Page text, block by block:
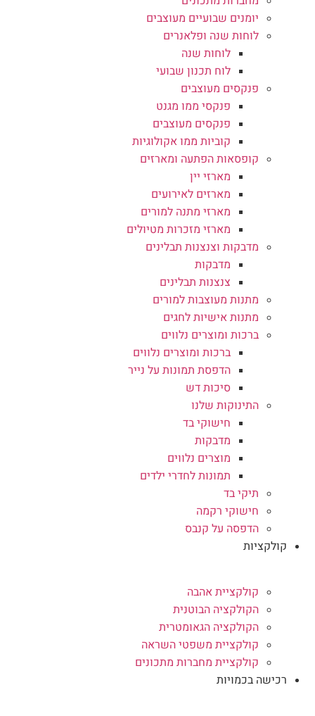
יומנים שבועיים מעוצבים
לוחות שנה ופלאנרים
לוחות שנה
לוח תכנון שבועי
פנקסים מעוצבים
פנקסי ממו מגנט
פנקסים מעוצבים
קוביות ממו אקולוגיות
קופסאות הפתעה ומארזים
מארזי יין
מארזים לאירועים
מארזי מתנה למורים
מארזי מזכרות מטיולים
מדבקות וצנצנות תבלינים
מדבקות
צנצנות תבלינים
מתנות מעוצבות למורים
מתנות אישיות לחגים
ברכות ומוצרים נלווים
ברכות ומוצרים נלווים
הדפסת תמונות על נייר
סיכות דש
התינוקות שלנו
חישוקי בד
מדבקות
מוצרים נלווים
תמונות לחדרי ילדים
תיקי בד
חישוקי רקמה
הדפסה על קנבס
קולקציות
קולקציית אהבה
הקולקציה הבוטנית
הקולקציה הגאומטרית
קולקציית משפטי השראה
קולקציית מחברות מתכונים
רכישה בכמויות